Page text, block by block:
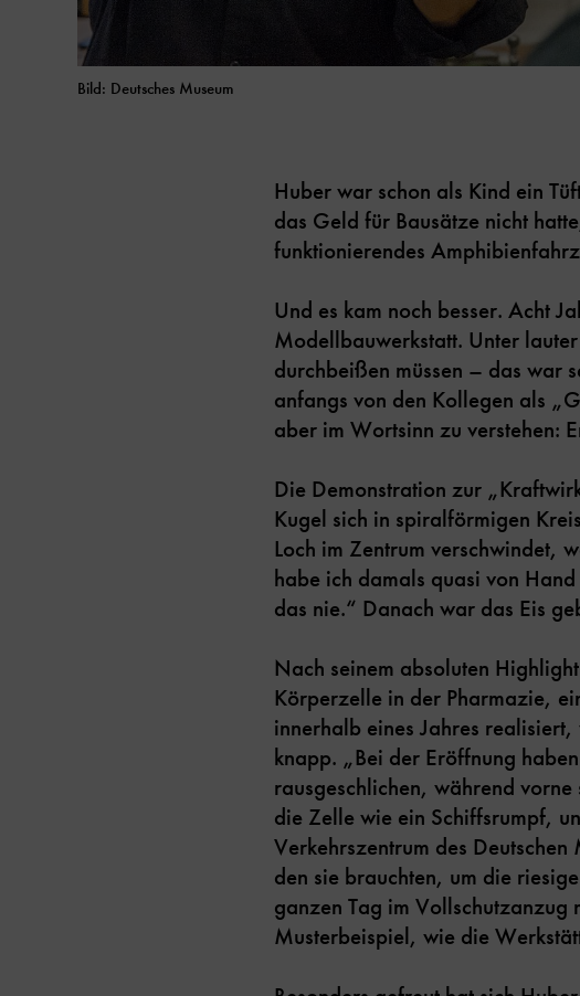
Bild: Deutsches Museum
Huber war schon als Kind ein
das Geld für Bausätze nicht
funktionierendes
Und es kam noch besser. Acht
Modellbauwerkstatt. Unter
durchbeißen müssen – das war
anfangs von den Kollegen als
aber im Wortsinn zu verstehen:
Die Demonstration zur
Kugel sich in spiralförmigen
Loch im Zentrum verschwindet,
habe ich damals quasi von
das nie.“ Danach war das Eis
Nach seinem absoluten
Körperzelle in der Pharmazie,
innerhalb eines Jahres
knapp. „Bei der Eröffnung
rausgeschlichen, während
die Zelle wie ein Schiffsrumpf,
Verkehrszentrum des
den sie brauchten, um die
ganzen Tag im
Musterbeispiel, wie die